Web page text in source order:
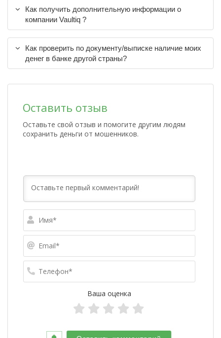
Как получить дополнительную информации о
компании Vaultiq ?
Как проверить по документу/выписке наличие моих
денег в банке другой страны?
Оставить отзыв
Оставьте свой отзыв и помогите другим людям
сохранить деньги от мошенников.
Ваша оценка